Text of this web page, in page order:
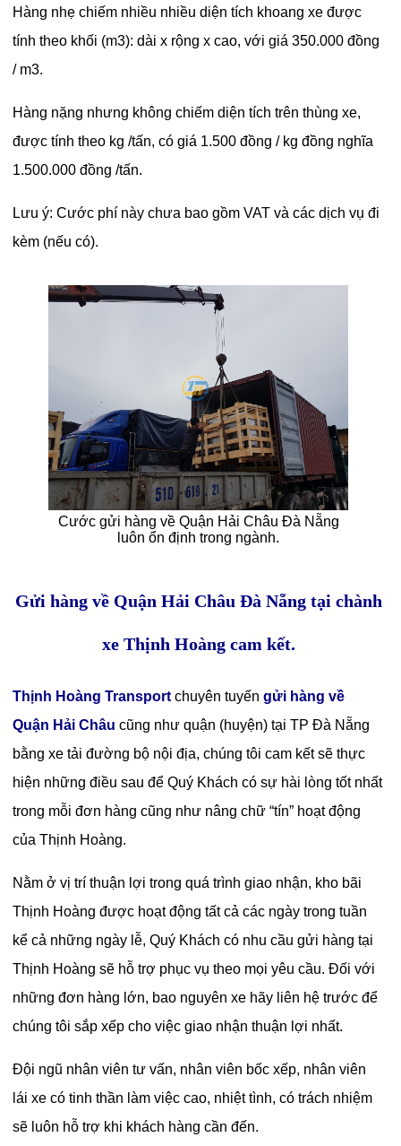
Hàng nhẹ chiếm nhiều nhiều diện tích khoang xe được
tính theo khối (m3): dài x rộng x cao, với giá 350.000 đồng
/ m3.
Hàng nặng nhưng không chiếm diện tích trên thùng xe,
được tính theo kg /tấn, có giá 1.500 đồng / kg đồng nghĩa
1.500.000 đồng /tấn.
Lưu ý: Cước phí này chưa bao gồm VAT và các dịch vụ đi
kèm (nếu có).
Cước gửi hàng về Quận Hải Châu Đà Nẵng
luôn ổn định trong ngành.
Gửi hàng về Quận Hải Châu Đà Nẵng tại chành
xe Thịnh Hoàng cam kết.
Thịnh Hoàng Transport chuyên tuyếngửi hàng về
Quận Hải Châu cũng như quận (huyện) tại TP Đà Nẵng
bằng xe tải đường bộ nội địa, chúng tôi cam kết sẽ thực
hiện những điều sau để Quý Khách có sự hài lòng tốt nhất
trong mỗi đơn hàng cũng như nâng chữ “tín” hoạt động
của Thịnh Hoàng.
Nằm ở vị trí thuận lợi trong quá trình giao nhận, kho bãi
Thịnh Hoàng được hoạt động tất cả các ngày trong tuần
kể cả những ngày lễ, Quý Khách có nhu cầu gửi hàng tại
Thịnh Hoàng sẽ hỗ trợ phục vụ theo mọi yêu cầu. Đối với
những đơn hàng lớn, bao nguyên xe hãy liên hệ trước để
chúng tôi sắp xếp cho việc giao nhận thuận lợi nhất.
Đội ngũ nhân viên tư vấn, nhân viên bốc xếp, nhân viên
lái xe có tinh thần làm việc cao, nhiệt tình, có trách nhiệm
sẽ luôn hỗ trợ khi khách hàng cần đến.